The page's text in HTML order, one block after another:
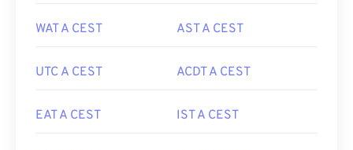
WAT A CEST AST A CEST
UTC A CEST ACDT A CEST
EAT A CEST IST A CEST